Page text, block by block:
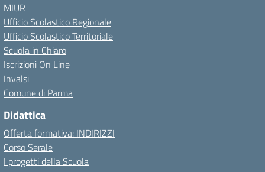
MIUR
Ufficio Scolastico Regionale
Ufficio Scolastico Territoriale
Scuola in Chiaro
Iscrizioni On Line
Invalsi
Comune di Parma
Didattica
Offerta formativa: INDIRIZZI
Corso Serale
I progetti della Scuola